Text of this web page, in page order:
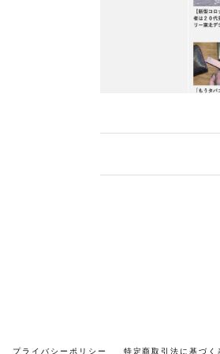
プライバシーポリシー 特定商取引法に基づく